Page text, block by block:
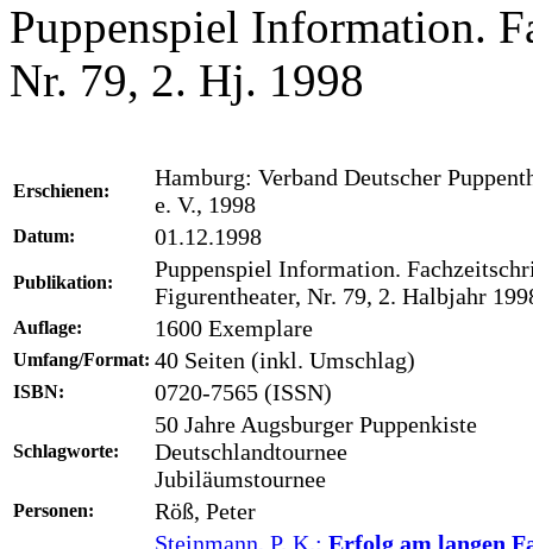
Puppenspiel Information.
Nr. 79, 2. Hj. 1998
Erschienen:
Hamburg: Verband Deutscher
e. V., 1998
Datum: 01.12.1998
Publikation:
Puppenspiel Information.
Figurentheater, Nr. 79, 2. Halbjahr
Auflage: 1600 Exemplare
Umfang/Format: 40 Seiten (inkl. Umschlag)
ISBN: 0720-7565 (ISSN)
Schlagworte:
50 Jahre Augsburger Puppenkiste
Deutschlandtournee
Jubiläumstournee
Personen: Röß, Peter
Steinmann, P. K.: Erfolg am langen